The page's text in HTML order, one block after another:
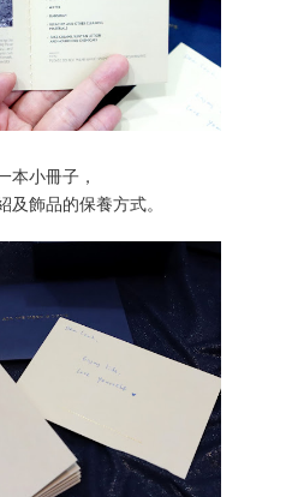
本小冊子，
及飾品的保養方式。